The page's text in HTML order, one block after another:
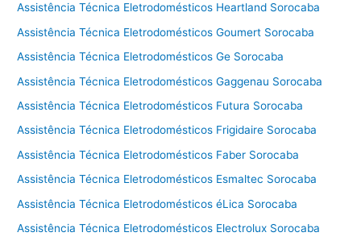
Assistência Técnica Eletrodomésticos Heartland Sorocaba
Assistência Técnica Eletrodomésticos Goumert Sorocaba
Assistência Técnica Eletrodomésticos Ge Sorocaba
Assistência Técnica Eletrodomésticos Gaggenau Sorocaba
Assistência Técnica Eletrodomésticos Futura Sorocaba
Assistência Técnica Eletrodomésticos Frigidaire Sorocaba
Assistência Técnica Eletrodomésticos Faber Sorocaba
Assistência Técnica Eletrodomésticos Esmaltec Sorocaba
Assistência Técnica Eletrodomésticos éLica Sorocaba
Assistência Técnica Eletrodomésticos Electrolux Sorocaba